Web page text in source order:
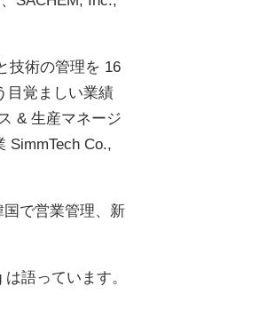
技術の管理を 16
目覚ましい業績
& 生産マネージ
SimmTech Co.,
で営業管理、新
語っています。